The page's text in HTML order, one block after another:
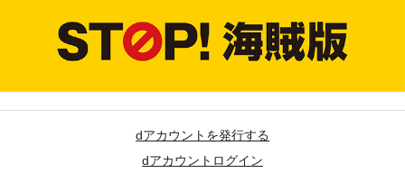
dアカウントを発行する
dアカウントログイン